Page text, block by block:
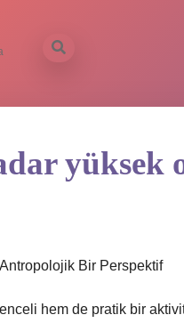
yüksek
Bir Perspektif
hem de pratik bir